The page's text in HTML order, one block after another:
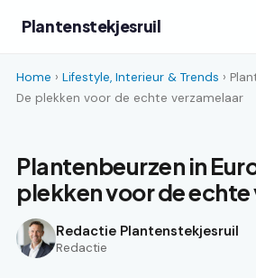
Plantenstekjesruil
Home › Lifestyle, Interieur & Trends ›
De plekken voor de echte verzamelaar
Plantenbeurzen in
plekken voor de
Redactie Plantenstekjesruil
Redactie